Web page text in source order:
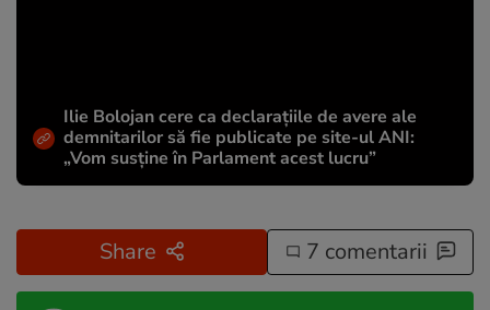
Ilie Bolojan cere ca declarațiile de avere ale
demnitarilor să fie publicate pe site-ul ANI:
„Vom susține în Parlament acest lucru”
Share 7 comentarii